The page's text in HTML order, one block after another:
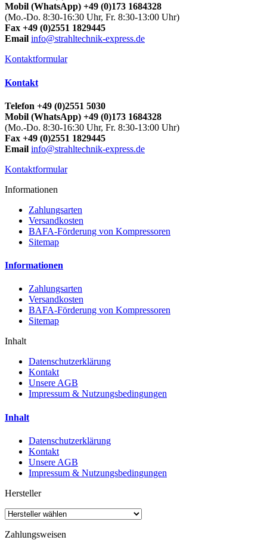
Mobil (WhatsApp) +49 (0)173 1684328
(Mo.-Do. 8:30-16:30 Uhr, Fr. 8:30-13:00 Uhr)
Fax +49 (0)2551 1829445
Email info@strahltechnik-express.de
Kontaktformular
Kontakt
Telefon +49 (0)2551 5030
Mobil (WhatsApp) +49 (0)173 1684328
(Mo.-Do. 8:30-16:30 Uhr, Fr. 8:30-13:00 Uhr)
Fax +49 (0)2551 1829445
Email info@strahltechnik-express.de
Kontaktformular
Informationen
Zahlungsarten
Versandkosten
BAFA-Förderung von Kompressoren
Sitemap
Informationen
Zahlungsarten
Versandkosten
BAFA-Förderung von Kompressoren
Sitemap
Inhalt
Datenschutzerklärung
Kontakt
Unsere AGB
Impressum & Nutzungsbedingungen
Inhalt
Datenschutzerklärung
Kontakt
Unsere AGB
Impressum & Nutzungsbedingungen
Hersteller
Zahlungsweisen